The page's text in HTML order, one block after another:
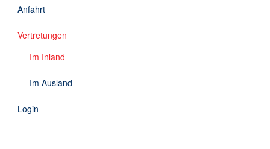
Informationen
Downloads
Anfahrt
Vertretungen
Im Inland
Im Ausland
Login